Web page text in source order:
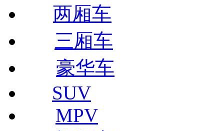
两厢车
三厢车
豪华车
SUV
MPV